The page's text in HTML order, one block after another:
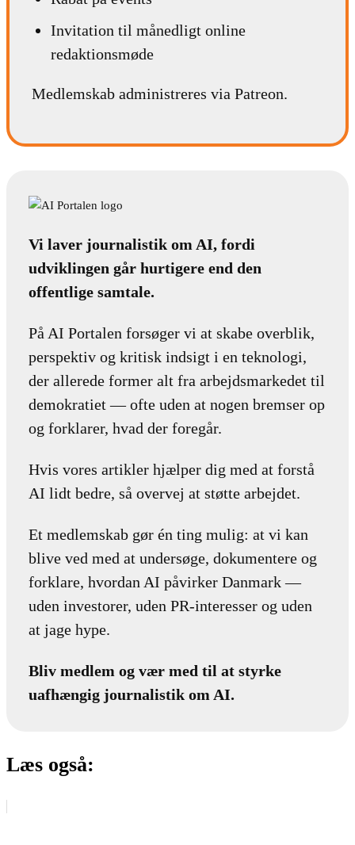
Invitation til månedligt online
redaktionsmøde
Medlemskab administreres via Patreon.
Vi laver journalistik om AI, fordi
udviklingen går hurtigere end den
offentlige samtale.
På AI Portalen forsøger vi at skabe overblik,
perspektiv og kritisk indsigt i en teknologi,
der allerede former alt fra arbejdsmarkedet til
demokratiet — ofte uden at nogen bremser op
og forklarer, hvad der foregår.
Hvis vores artikler hjælper dig med at forstå
AI lidt bedre, så overvej at støtte arbejdet.
Et medlemskab gør én ting mulig: at vi kan
blive ved med at undersøge, dokumentere og
forklare, hvordan AI påvirker Danmark —
uden investorer, uden PR-interesser og uden
at jage hype.
Bliv medlem og vær med til at styrke
uafhængig journalistik om AI.
Læs også: